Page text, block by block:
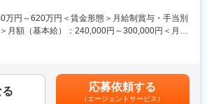
とが可能。
時間と、ワークライフバランスを整えやすい環
達成度だけでなく、顧客との関係構築や営業業
やプロセスといった定性面と合わせて、総合的
ンバーカードを用いたDX化により経営・人事戦
、当社へのご相談をいただく機会も増えていま
万円～620万円＜賃金形態＞月給制賞与・手当別
月額（基本給）：240,000円～300,000円＜月給
でも目安の金額であり、選考を通じて上下する可
月給(月額)は固定手当を含めた表記です。
応募依頼する
（エージェントサービス）